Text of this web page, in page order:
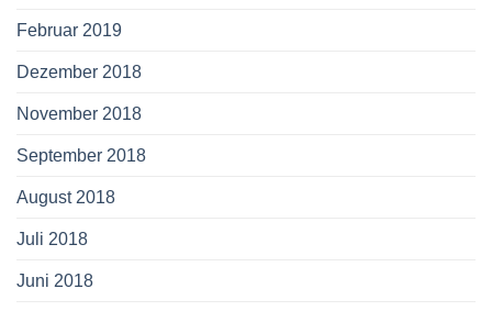
Februar 2019
Dezember 2018
November 2018
September 2018
August 2018
Juli 2018
Juni 2018